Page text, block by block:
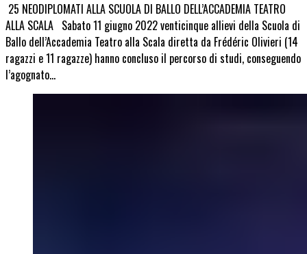
25 NEODIPLOMATI ALLA SCUOLA DI BALLO DELL’ACCADEMIA TEATRO
ALLA SCALA Sabato 11 giugno 2022 venticinque allievi della Scuola di
Ballo dell’Accademia Teatro alla Scala diretta da Frédéric Olivieri (14
ragazzi e 11 ragazze) hanno concluso il percorso di studi, conseguendo
l’agognato…